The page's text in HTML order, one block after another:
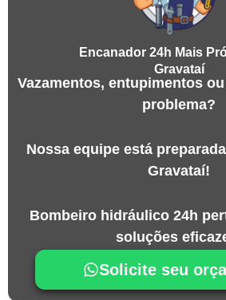
Encanador 24h Mais
Gravataí
Vazamentos, entupimentos
problema?
Nossa equipe está
Gravataí!
Bombeiro hidráulico 24h
soluções
Solicite seu